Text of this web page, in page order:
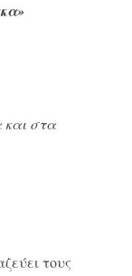
στα
τους